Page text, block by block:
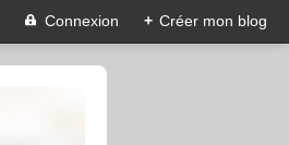
Connexion + Créer mon blog